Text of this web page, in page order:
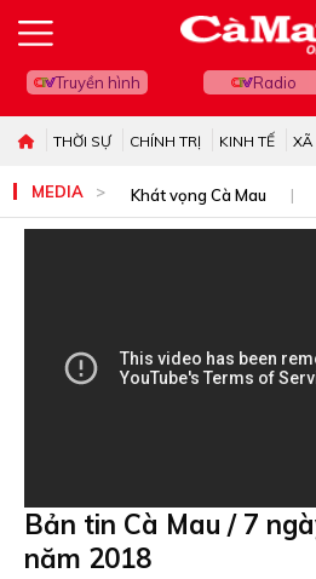
Truyền hình Radio
THỜI SỰ CHÍNH TRỊ KINH TẾ XÃ
MEDIA Khát vọng Cà Mau
Bản tin Cà Mau / 7
năm 2018